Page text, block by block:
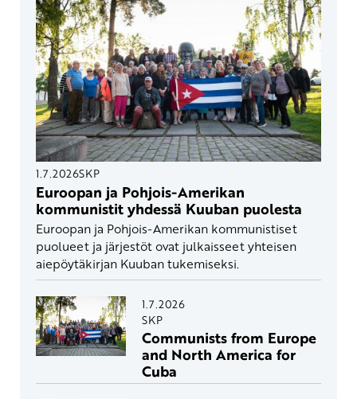
1.7.2026SKP
Euroopan ja Pohjois-Amerikan
kommunistit yhdessä Kuuban puolesta
Euroopan ja Pohjois-Amerikan kommunistiset
puolueet ja järjestöt ovat julkaisseet yhteisen
aiepöytäkirjan Kuuban tukemiseksi.
1.7.2026
SKP
Communists from Europe
and North America for
Cuba